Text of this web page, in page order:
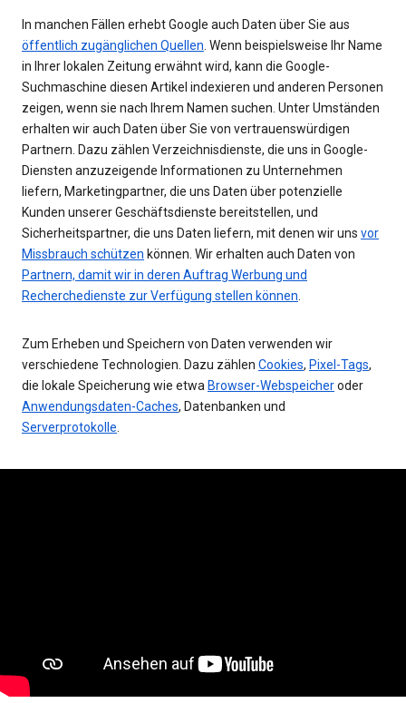
In manchen Fällen erhebt Google auch Daten über Sie aus
öffentlich zugänglichen Quellen . Wenn beispielsweise Ihr Name
in Ihrer lokalen Zeitung erwähnt wird, kann die Google-
Suchmaschine diesen Artikel indexieren und anderen Personen
zeigen, wenn sie nach Ihrem Namen suchen. Unter Umständen
erhalten wir auch Daten über Sie von vertrauenswürdigen
Partnern. Dazu zählen Verzeichnisdienste, die uns in Google-
Diensten anzuzeigende Informationen zu Unternehmen
liefern, Marketingpartner, die uns Daten über potenzielle
Kunden unserer Geschäftsdienste bereitstellen, und
Sicherheitspartner, die uns Daten liefern, mit denen wir uns vor
Missbrauch schützen können. Wir erhalten auch Daten von
Partnern, damit wir in deren Auftrag Werbung und
Recherchedienste zur Verfügung stellen können
Zum Erheben und Speichern von Daten verwenden wir
verschiedene Technologien. Dazu zählen Cookies, Pixel-Tags,
die lokale Speicherung wie etwa Browser-Webspeicheroder
Anwendungsdaten-Caches, Datenbanken und
Serverprotokolle